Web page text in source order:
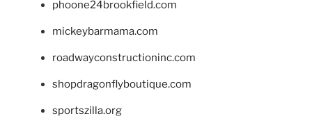
phoone24brookfield.com
mickeybarmama.com
roadwayconstructioninc.com
shopdragonflyboutique.com
sportszilla.org